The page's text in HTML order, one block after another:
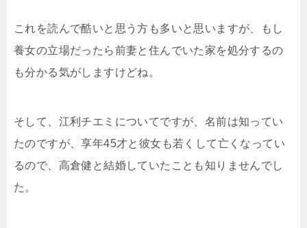
これを読んで酷いと思う方も多いと思いますが、もし
養女の立場だったら前妻と住んでいた家を処分するの
も分かる気がしますけどね。
そして、江利チエミについてですが、名前は知ってい
たのですが、享年45才と彼女も若くして亡くなってい
るので、高倉健と結婚していたことも知りませんでし
た。